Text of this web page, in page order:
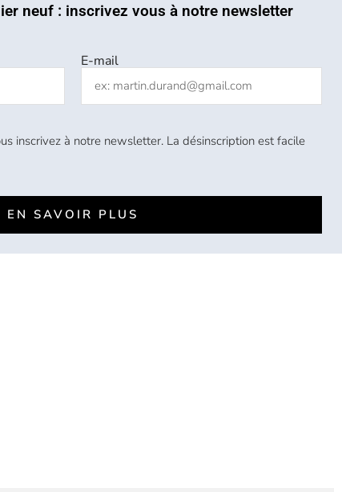
neuf : inscrivez vous à notre newsletter
E-mail
inscrivez à notre newsletter. La désinscription est facile
EN SAVOIR PLUS